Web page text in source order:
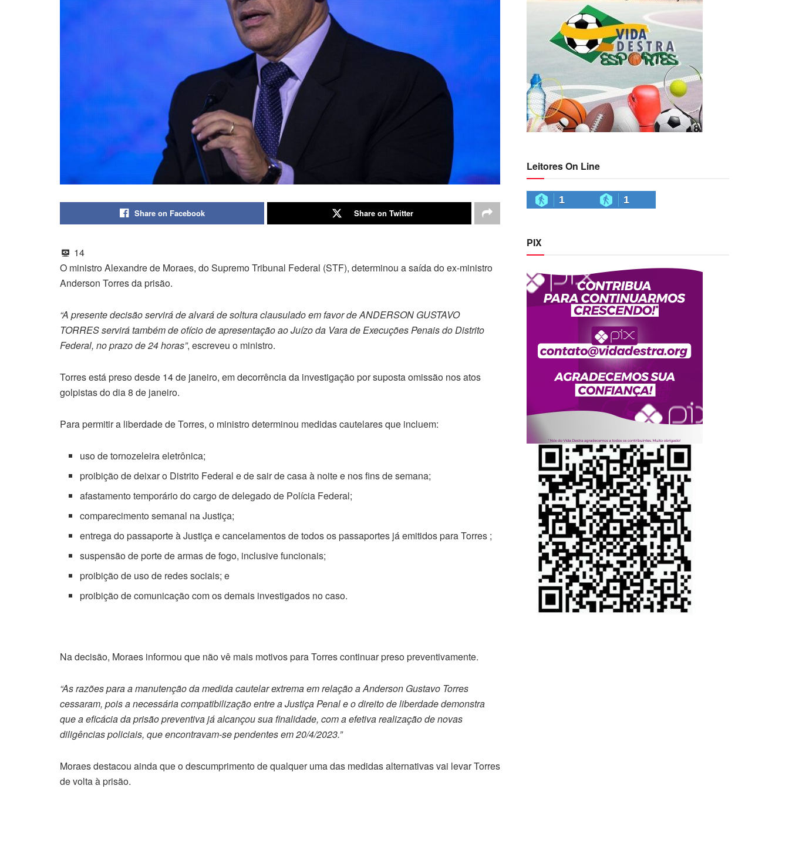
Share on Facebook Share on Twitter
14
O ministro Alexandre de Moraes, do Supremo Tribunal Federal (STF), determinou a saída do ex-ministro
Anderson Torres da prisão.
“A presente decisão servirá de alvará de soltura clausulado em favor de ANDERSON GUSTAVO
TORRES servirá também de ofício de apresentação ao Juízo da Vara de Execuções Penais do Distrito
Federal, no prazo de 24 horas”, escreveu o ministro.
Torres está preso desde 14 de janeiro, em decorrência da investigação por suposta omissão nos atos
golpistas do dia 8 de janeiro.
Para permitir a liberdade de Torres, o ministro determinou medidas cautelares que incluem:
uso de tornozeleira eletrônica;
proibição de deixar o Distrito Federal e de sair de casa à noite e nos fins de semana;
afastamento temporário do cargo de delegado de Polícia Federal;
comparecimento semanal na Justiça;
entrega do passaporte à Justiça e cancelamentos de todos os passaportes já emitidos para Torres ;
suspensão de porte de armas de fogo, inclusive funcionais;
proibição de uso de redes sociais; e
proibição de comunicação com os demais investigados no caso.
Na decisão, Moraes informou que não vê mais motivos para Torres continuar preso preventivamente.
“As razões para a manutenção da medida cautelar extrema em relação a Anderson Gustavo Torres
cessaram, pois a necessária compatibilização entre a Justiça Penal e o direito de liberdade demonstra
que a eficácia da prisão preventiva já alcançou sua finalidade, com a efetiva realização de novas
diligências policiais, que encontravam-se pendentes em 20/4/2023.”
Moraes destacou ainda que o descumprimento de qualquer uma das medidas alternativas vai levar Torres
de volta à prisão.
Leitores On Line
1 1
PIX